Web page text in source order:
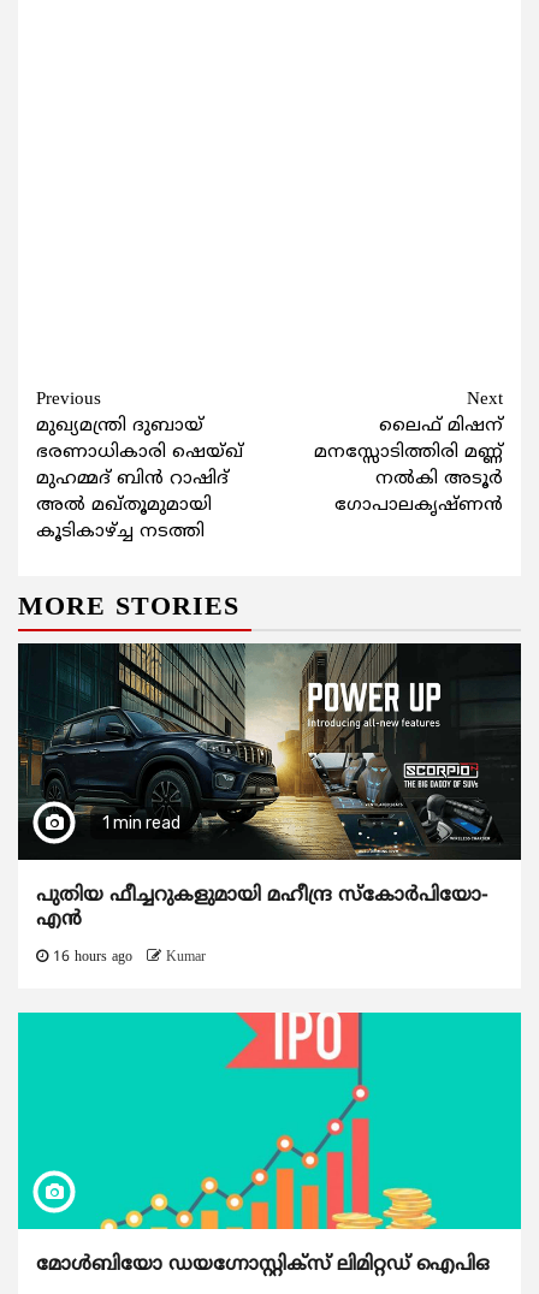
Continue
Reading
Previous
മുഖ്യമന്ത്രി ദുബായ്
ഭരണാധികാരി ഷെയ്ഖ്
മുഹമ്മദ് ബിൻ റാഷിദ്
അൽ മഖ്തൂമുമായി
കൂടികാഴ്ച്ച നടത്തി
Next
ലൈഫ് മിഷന്
മനസ്സോടിത്തിരി മണ്ണ്
നൽകി അടൂർ
ഗോപാലകൃഷ്ണൻ
MORE STORIES
1 min read
പുതിയ ഫീച്ചറുകളുമായി മഹീന്ദ്ര സ്കോർപിയോ-
എൻ
16 hours ago Kumar
മോൾബിയോ ഡയഗ്നോസ്റ്റിക്സ് ലിമിറ്റഡ് ഐപിഒ